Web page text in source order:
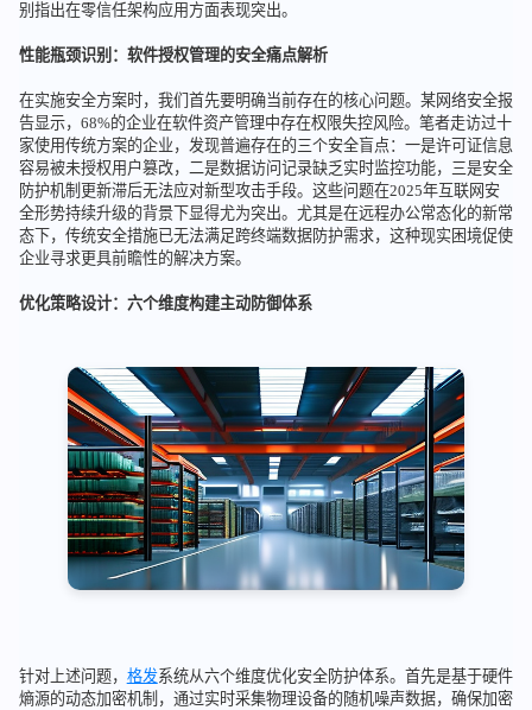
别指出在零信任架构应用方面表现突出。
性能瓶颈识别：软件授权管理的安全痛点解析
在实施安全方案时，我们首先要明确当前存在的核心问题。某网络安全报
告显示，68%的企业在软件资产管理中存在权限失控风险。笔者走访过十
家使用传统方案的企业，发现普遍存在的三个安全盲点：一是许可证信息
容易被未授权用户篡改，二是数据访问记录缺乏实时监控功能，三是安全
防护机制更新滞后无法应对新型攻击手段。这些问题在2025年互联网安
全形势持续升级的背景下显得尤为突出。尤其是在远程办公常态化的新常
态下，传统安全措施已无法满足跨终端数据防护需求，这种现实困境促使
企业寻求更具前瞻性的解决方案。
优化策略设计：六个维度构建主动防御体系
针对上述问题， 格发系统从六个维度优化安全防护体系。首先是基于硬件
熵源的动态加密机制，通过实时采集物理设备的随机噪声数据，确保加密